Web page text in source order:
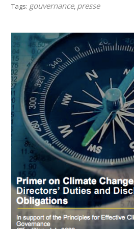
Tags: gouvernance, presse